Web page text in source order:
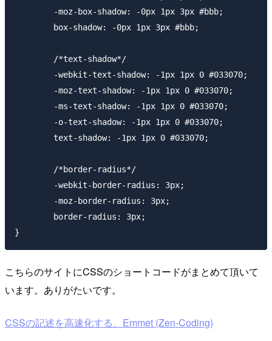
こちらのサイトにCSSのショートコードがまとめて頂いて
います。ありがたいです。
CSSの記述を高速化する、Emmet (Zen-Coding)